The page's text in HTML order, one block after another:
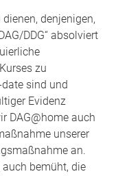
denjenigen,
DDG“ absolviert
zu
sind und
Evidenz
DAG@home auch
unserer
an.
bemüht, die